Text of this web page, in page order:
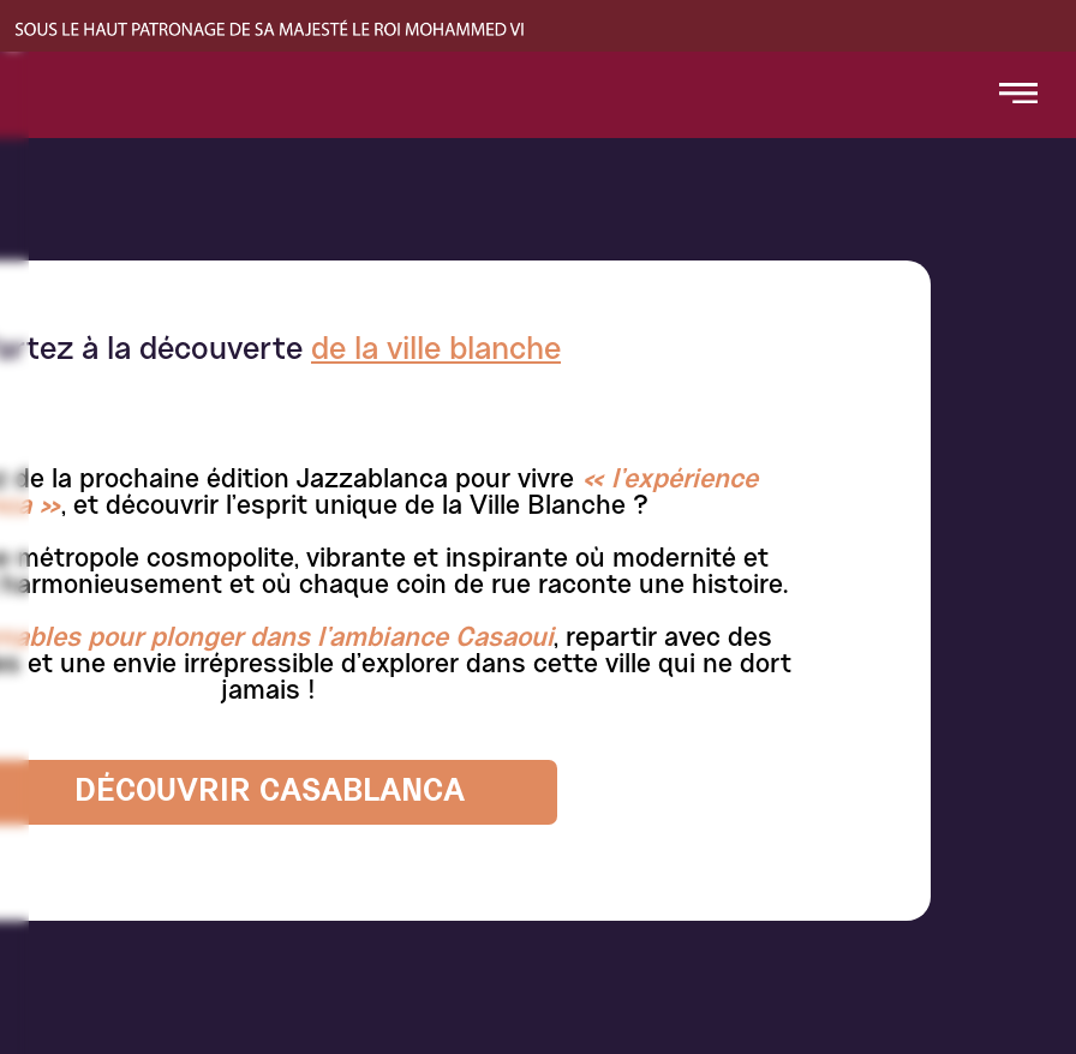
CASABLANCA
à la découverte de la ville blanche
la prochaine édition Jazzablanca pour vivre « l’expérience
», et découvrir l’esprit unique de la Ville Blanche ?
métropole cosmopolite, vibrante et inspirante où modernité et
et où chaque coin de rue raconte une histoire.
pour plonger dans l’ambiance Casaoui, repartir avec des
et une envie irrépressible d'explorer dans cette ville qui ne dort
jamais !
DÉCOUVRIR CASABLANCA